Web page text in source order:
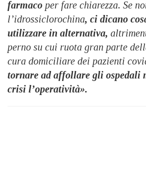
farmaco per fare chiarezza. Se
l’idrossiclorochina, ci dicano
utilizzare in alternativa,
perno su cui ruota gran parte
cura domiciliare dei pazienti
tornare ad affollare gli ospedali
crisi l’operatività».